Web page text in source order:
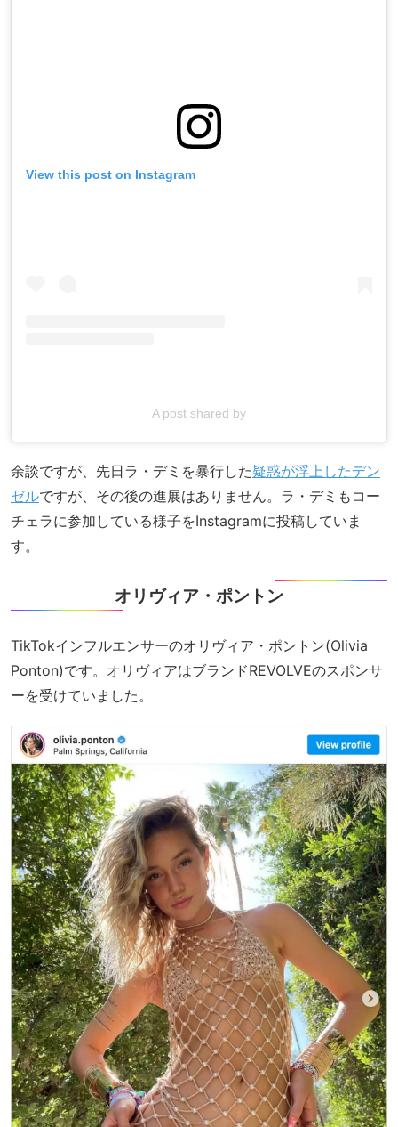
View this post on Instagram
A post shared by
余談ですが、先日ラ・デミを暴行した疑惑が浮上したデン
ゼルですが、その後の進展はありません。ラ・デミもコー
チェラに参加している様子をInstagramに投稿していま
す。
オリヴィア・ポントン
TikTokインフルエンサーのオリヴィア・ポントン(Olivia
Ponton)です。オリヴィアはブランドREVOLVEのスポンサ
ーを受けていました。